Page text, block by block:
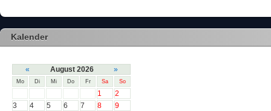
Kalender
« August 2026 »
Mo Di Mi Do Fr Sa So
1
2
3
4 5 6 7 8
9